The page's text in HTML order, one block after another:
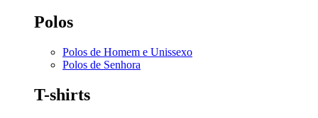
Polos
Polos de Homem e Unissexo
Polos de Senhora
T-shirts